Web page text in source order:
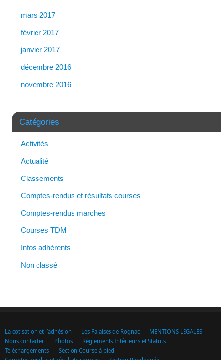
mars 2017
février 2017
janvier 2017
décembre 2016
novembre 2016
Catégories
Activités
Actualité
Classements
Comptes-rendus et résultats courses
Comptes-rendus marches
Courses TDM
Infos adhérents
Non classé
La cotisation et l’adhésion Les Falaises de Rognac
MENTIONS LEGALES
Nous contacter
Photos
Règlements Intérieurs et Statuts
Téléchargements
Section Course à pied